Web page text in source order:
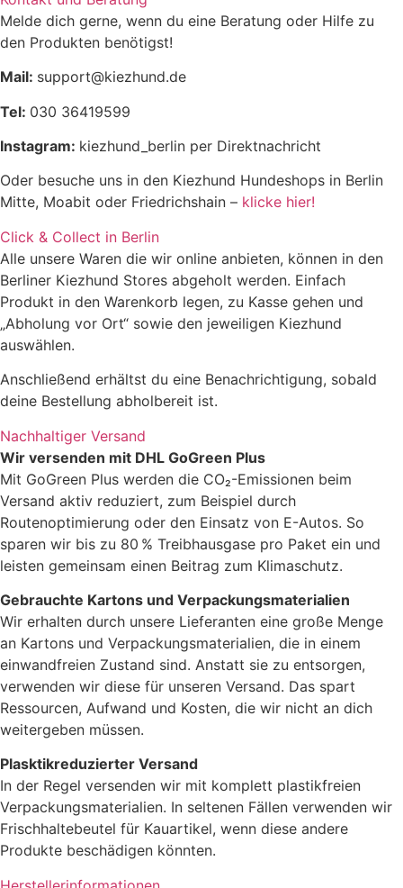
Melde dich gerne, wenn du eine Beratung oder Hilfe zu
den Produkten benötigst!
Mail: support@kiezhund.de
Tel: 030 36419599
Instagram: kiezhund_berlin per Direktnachricht
Oder besuche uns in den Kiezhund Hundeshops in Berlin
Mitte, Moabit oder Friedrichshain – klicke hier!
Click & Collect in Berlin
Alle unsere Waren die wir online anbieten, können in den
Berliner Kiezhund Stores abgeholt werden. Einfach
Produkt in den Warenkorb legen, zu Kasse gehen und
„Abholung vor Ort“ sowie den jeweiligen Kiezhund
auswählen.
Anschließend erhältst du eine Benachrichtigung, sobald
deine Bestellung abholbereit ist.
Nachhaltiger Versand
Wir versenden mit DHL GoGreen Plus
Mit GoGreen Plus werden die CO₂-Emissionen beim
Versand aktiv reduziert, zum Beispiel durch
Routenoptimierung oder den Einsatz von E-Autos. So
sparen wir bis zu 80 % Treibhausgase pro Paket ein und
leisten gemeinsam einen Beitrag zum Klimaschutz.
Gebrauchte Kartons und Verpackungsmaterialien
Wir erhalten durch unsere Lieferanten eine große Menge
an Kartons und Verpackungsmaterialien, die in einem
einwandfreien Zustand sind. Anstatt sie zu entsorgen,
verwenden wir diese für unseren Versand. Das spart
Ressourcen, Aufwand und Kosten, die wir nicht an dich
weitergeben müssen.
Plasktikreduzierter Versand
In der Regel versenden wir mit komplett plastikfreien
Verpackungsmaterialien. In seltenen Fällen verwenden wir
Frischhaltebeutel für Kauartikel, wenn diese andere
Produkte beschädigen könnten.